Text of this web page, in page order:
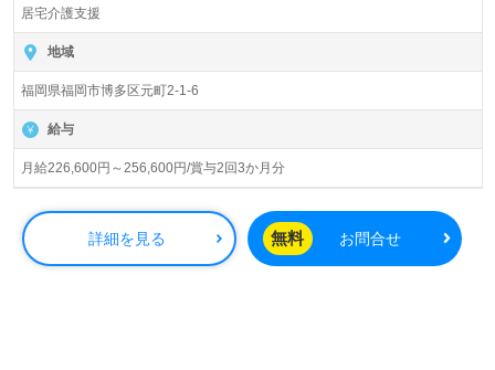
『アンリ南福岡』徳洲会グループ/株式会社ケアネット徳洲
会 （本社：東京都千代田区）様の運営です。従業員数930
名以上、北海道、山形県、宮城県、新潟県、東京都、神奈
川県、千葉県、大阪府、鹿児島県に有料老人ホーム、デイ
サービス、訪問看護/介護、ヘルパーステーション、居宅介
展開されています。
◎ご利用者様の『The best quality of life ～人生最良のひと
とき～』に、あなたらしさとご経験を活かしませんか◎
居宅または施設等でケアマネージャー経験のある方をお迎
居宅介護支援
地域
福岡県福岡市博多区元町2-1-6
給与
月給226,600円～256,600円/賞与2回3か月分
詳細を見る 無料 お問合せ